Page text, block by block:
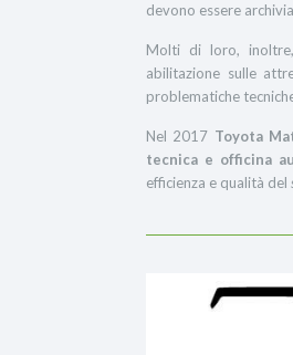
devono essere
Molti di loro,
abilitazione sulle
problematiche
Nel 2017 Toyota
tecnica e officina
efficienza e qualità del